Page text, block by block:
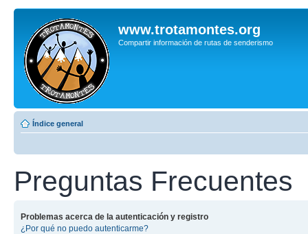
www.trotamontes.org
Compartir información de rutas de senderismo
Índice general
Preguntas Frecuentes
Problemas acerca de la autenticación y registro
¿Por qué no puedo autenticarme?